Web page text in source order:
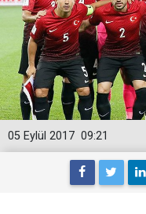
09:21
05 Eylül 2017